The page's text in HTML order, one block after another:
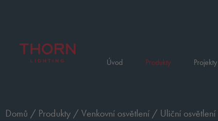
Úvod Produkty
Domů / Produkty /Venkovní osvětlení / Uliční osvětlení